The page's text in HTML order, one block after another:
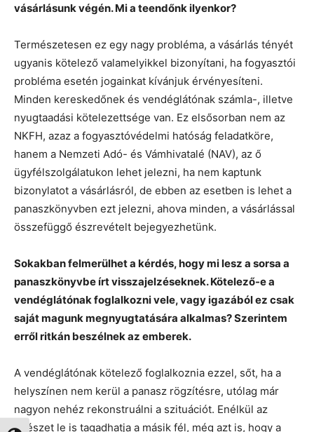
vásárlásunk végén. Mi a teendőnk ilyenkor?
Természetesen ez egy nagy probléma, a vásárlás tényét
ugyanis kötelező valamelyikkel bizonyítani, ha fogyasztói
probléma esetén jogainkat kívánjuk érvényesíteni.
Minden kereskedőnek és vendéglátónak számla-, illetve
nyugtaadási kötelezettsége van. Ez elsősorban nem az
NKFH, azaz a fogyasztóvédelmi hatóság feladatköre,
hanem a Nemzeti Adó- és Vámhivatalé (NAV), az ő
ügyfélszolgálatukon lehet jelezni, ha nem kaptunk
bizonylatot a vásárlásról, de ebben az esetben is lehet a
panaszkönyvben ezt jelezni, ahova minden, a vásárlással
összefüggő észrevételt bejegyezhetünk.
Sokakban felmerülhet a kérdés, hogy mi lesz a sorsa a
panaszkönyvbe írt visszajelzéseknek. Kötelező-e a
vendéglátónak foglalkozni vele, vagy igazából ez csak
saját magunk megnyugtatására alkalmas? Szerintem
erről ritkán beszélnek az emberek.
A vendéglátónak kötelező foglalkoznia ezzel, sőt, ha a
helyszínen nem kerül a panasz rögzítésre, utólag már
nagyon nehéz rekonstruálni a szituációt. Enélkül az
egészet le is tagadhatja a másik fél, még azt is, hogy a